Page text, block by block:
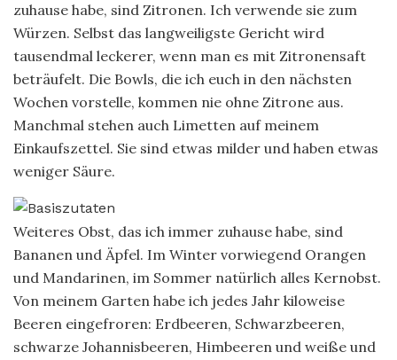
zuhause habe, sind Zitronen. Ich verwende sie zum
Würzen. Selbst das langweiligste Gericht wird
tausendmal leckerer, wenn man es mit Zitronensaft
beträufelt. Die Bowls, die ich euch in den nächsten
Wochen vorstelle, kommen nie ohne Zitrone aus.
Manchmal stehen auch Limetten auf meinem
Einkaufszettel. Sie sind etwas milder und haben etwas
weniger Säure.
Weiteres Obst, das ich immer zuhause habe, sind
Bananen und Äpfel. Im Winter vorwiegend Orangen
und Mandarinen, im Sommer natürlich alles Kernobst.
Von meinem Garten habe ich jedes Jahr kiloweise
Beeren eingefroren: Erdbeeren, Schwarzbeeren,
schwarze Johannisbeeren, Himbeeren und weiße und